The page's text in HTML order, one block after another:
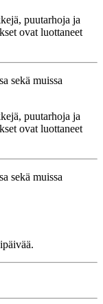
puutarhoja ja
ovat luottaneet
sekä muissa
puutarhoja ja
ovat luottaneet
sekä muissa